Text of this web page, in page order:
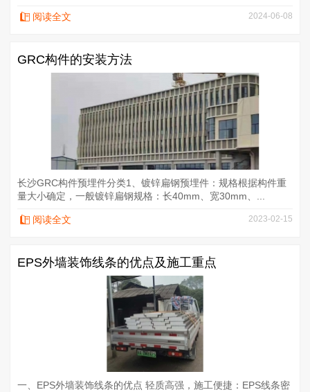
阅读全文 2024-06-08
GRC构件的安装方法
长沙GRC构件预埋件分类1、镀锌扁钢预埋件：规格根据构件重
量大小确定，一般镀锌扁钢规格：长40mm、宽30mm、...
阅读全文 2023-02-15
​EPS外墙装饰线条的优点及施工重点
一、EPS外墙装饰线条的优点 轻质高强，施工便捷：EPS线条密